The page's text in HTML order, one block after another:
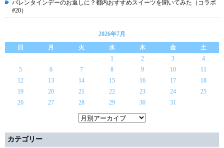
バレンタインデーのお返しに？都内おすすめスイーツを聞いてみた（コラボ
#20）
2026年7月
日
月 火 水 木 金
土
1
2 3
4
5
6 7 8 9 10
11
12
13 14 15 16 17
18
19
20 21 22 23 24
25
26
27 28 29 30 31
カテゴリー